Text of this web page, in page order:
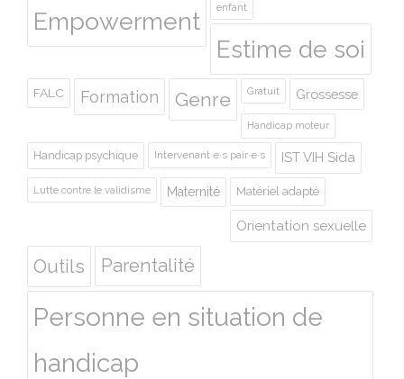
Empowerment enfant
Estime de soi
FALC Formation Genre Gratuit Grossesse
Handicap moteur
Handicap psychique Intervenant·e·s pair·e·s IST VIH Sida
Lutte contre le validisme Maternité Matériel adapté
Orientation sexuelle
Outils Parentalité
Personne en situation de
handicap